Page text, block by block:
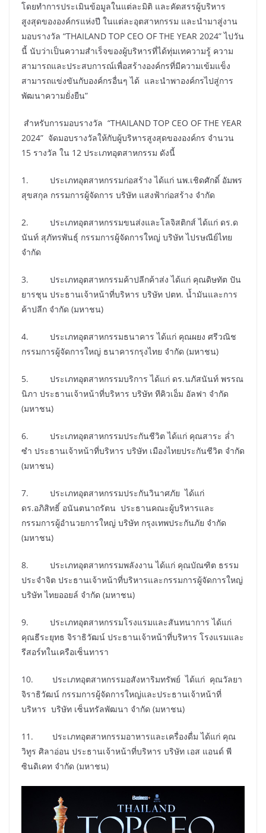
โดยทำการประเมินข้อมูลในแต่ละมิติ และคัดสรรผู้บริหาร
สูงสุดขององค์กรแห่งปี ในแต่ละอุตสาหกรรม และนำมาสู่งาน
มอบรางวัล “THAILAND TOP CEO OF THE YEAR 2024” ไปวัน
นี้ นับว่าเป็นความสำเร็จของผู้บริหารที่ได้ทุ่มเทความรู้ ความ
สามารถและประสบการณ์เพื่อสร้างองค์กรที่มีความเข้มแข็ง
สามารถแข่งขันกับองค์กรอื่นๆ ได้ และนำพาองค์กรไปสู่การ
พัฒนาความยั่งยืน”
สำหรับการมอบรางวัล “THAILAND TOP CEO OF THE YEAR
2024” จัดมอบรางวัลให้กับผู้บริหารสูงสุดขององค์กร จำนวน
15 รางวัล ใน 12 ประเภทอุตสาหกรรม ดังนี้
1. ประเภทอุตสาหกรรมก่อสร้าง ได้แก่ นพ.เชิดศักดิ์ อัมพร
สุขสกุล กรรมการผู้จัดการ บริษัท แสงฟ้าก่อสร้าง จำกัด
2. ประเภทอุตสาหกรรมขนส่งและโลจิสติกส์ ได้แก่ ดร.ด
นันท์ สุภัทรพันธุ์ กรรมการผู้จัดการใหญ่ บริษัท ไปรษณีย์ไทย
จำกัด
3. ประเภทอุตสาหกรรมค้าปลีกค้าส่ง ได้แก่ คุณดิษทัต ปัน
ยารชุน ประธานเจ้าหน้าที่บริหาร บริษัท ปตท. น้ำมันและการ
ค้าปลีก จำกัด (มหาชน)
4. ประเภทอุตสาหกรรมธนาคาร ได้แก่ คุณผยง ศรีวณิช
กรรมการผู้จัดการใหญ่ ธนาคารกรุงไทย จำกัด (มหาชน)
5. ประเภทอุตสาหกรรมบริการ ได้แก่ ดร.นภัสนันท์ พรรณ
นิภา ประธานเจ้าหน้าที่บริหาร บริษัท ทีคิวเอ็ม อัลฟา จำกัด
(มหาชน)
6. ประเภทอุตสาหกรรมประกันชีวิต ได้แก่ คุณสาระ ล่ำ
ซำ ประธานเจ้าหน้าที่บริหาร บริษัท เมืองไทยประกันชีวิต จำกัด
(มหาชน)
7. ประเภทอุตสาหกรรมประกันวินาศภัย ได้แก่
ดร.อภิสิทธิ์ อนันตนาถรัตน ประธานคณะผู้บริหารและ
กรรมการผู้อำนวยการใหญ่ บริษัท กรุงเทพประกันภัย จำกัด
(มหาชน)
8. ประเภทอุตสาหกรรมพลังงาน ได้แก่ คุณบัณฑิต ธรรม
ประจำจิต ประธานเจ้าหน้าที่บริหารและกรรมการผู้จัดการใหญ่
บริษัท ไทยออยล์ จำกัด (มหาชน)
9. ประเภทอุตสาหกรรมโรงแรมและสันทนาการ ได้แก่
คุณธีระยุทธ จิราธิวัฒน์ ประธานเจ้าหน้าที่บริหาร โรงแรมและ
รีสอร์ทในเครือเซ็นทารา
10. ประเภทอุตสาหกรรมอสังหาริมทรัพย์ ได้แก่ คุณวัลยา
จิราธิวัฒน์ กรรมการผู้จัดการใหญ่และประธานเจ้าหน้าที่
บริหาร บริษัท เซ็นทรัลพัฒนา จำกัด (มหาชน)
11. ประเภทอุตสาหกรรมอาหารและเครื่องดื่ม ได้แก่ คุณ
วิทูร ศิลาอ่อน ประธานเจ้าหน้าที่บริหาร บริษัท เอส แอนด์ พี
ซินดิเคท จำกัด (มหาชน)